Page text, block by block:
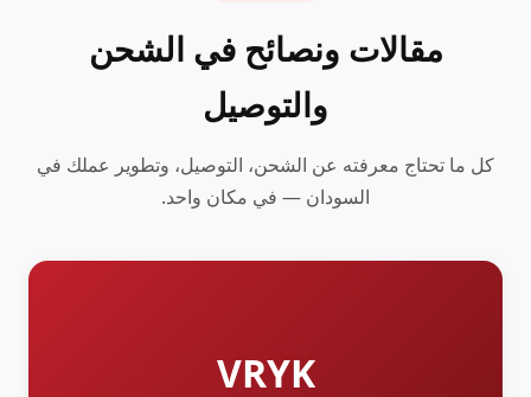
مقالات ونصائح في الشحن
والتوصيل
كل ما تحتاج معرفته عن الشحن، التوصيل، وتطوير عملك في
السودان — في مكان واحد.
VRYK